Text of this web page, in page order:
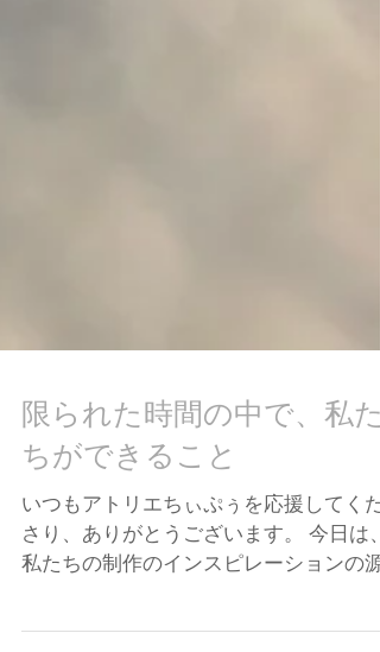
限られた時間の中で、私た
ちができること
さり、ありがとうございます。 今日は、